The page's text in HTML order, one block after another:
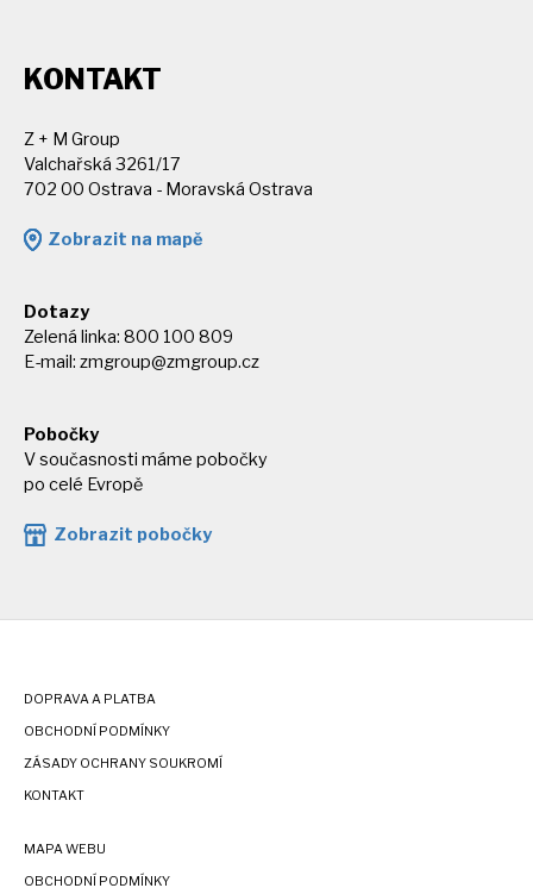
KONTAKT
Z + M Group
Valchařská 3261/17
702 00 Ostrava - Moravská Ostrava
Zobrazit na mapě
Dotazy
Zelená linka: 800 100 809
E-mail: zmgroup@zmgroup.cz
Pobočky
V současnosti máme pobočky
po celé Evropě
Zobrazit pobočky
DOPRAVA A PLATBA
OBCHODNÍ PODMÍNKY
ZÁSADY OCHRANY SOUKROMÍ
KONTAKT
MAPA WEBU
OBCHODNÍ PODMÍNKY